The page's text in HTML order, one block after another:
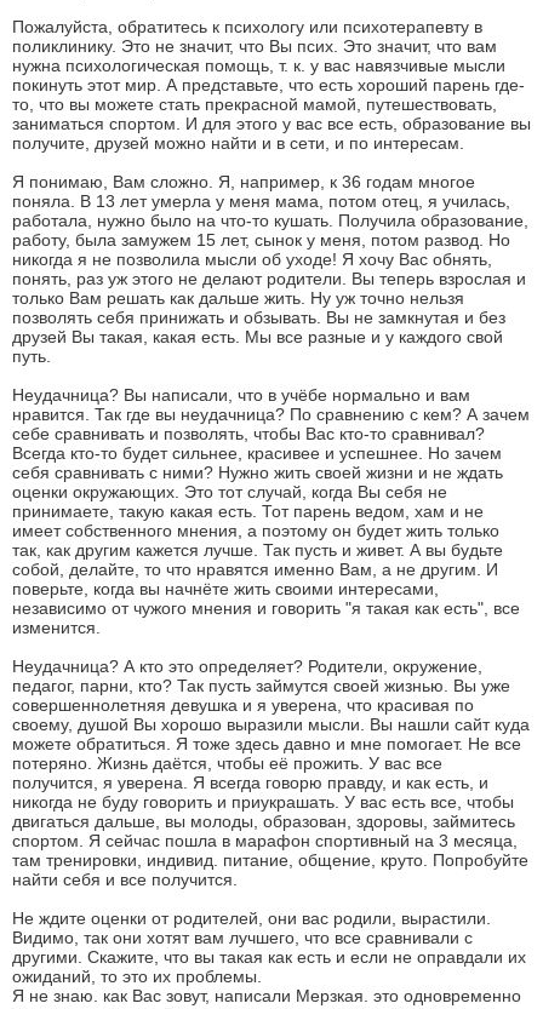
Пожалуйста, обратитесь к психологу или психотерапевту в
поликлинику. Это не значит, что Вы псих. Это значит, что вам
нужна психологическая помощь, т. к. у вас навязчивые мысли
покинуть этот мир. А представьте, что есть хороший парень где-
то, что вы можете стать прекрасной мамой, путешествовать,
заниматься спортом. И для этого у вас все есть, образование вы
получите, друзей можно найти и в сети, и по интересам.
Я понимаю, Вам сложно. Я, например, к 36 годам многое
поняла. В 13 лет умерла у меня мама, потом отец, я училась,
работала, нужно было на что-то кушать. Получила образование,
работу, была замужем 15 лет, сынок у меня, потом развод. Но
никогда я не позволила мысли об уходе! Я хочу Вас обнять,
понять, раз уж этого не делают родители. Вы теперь взрослая и
только Вам решать как дальше жить. Ну уж точно нельзя
позволять себя принижать и обзывать. Вы не замкнутая и без
друзей Вы такая, какая есть. Мы все разные и у каждого свой
путь.
Неудачница? Вы написали, что в учёбе нормально и вам
нравится. Так где вы неудачница? По сравнению с кем? А зачем
себе сравнивать и позволять, чтобы Вас кто-то сравнивал?
Всегда кто-то будет сильнее, красивее и успешнее. Но зачем
себя сравнивать с ними? Нужно жить своей жизни и не ждать
оценки окружающих. Это тот случай, когда Вы себя не
принимаете, такую какая есть. Тот парень ведом, хам и не
имеет собственного мнения, а поэтому он будет жить только
так, как другим кажется лучше. Так пусть и живет. А вы будьте
собой, делайте, то что нравятся именно Вам, а не другим. И
поверьте, когда вы начнёте жить своими интересами,
независимо от чужого мнения и говорить "я такая как есть", все
изменится.
Неудачница? А кто это определяет? Родители, окружение,
педагог, парни, кто? Так пусть займутся своей жизнью. Вы уже
совершеннолетняя девушка и я уверена, что красивая по
своему, душой Вы хорошо выразили мысли. Вы нашли сайт куда
можете обратиться. Я тоже здесь давно и мне помогает. Не все
потеряно. Жизнь даётся, чтобы её прожить. У вас все
получится, я уверена. Я всегда говорю правду, и как есть, и
никогда не буду говорить и приукрашать. У вас есть все, чтобы
двигаться дальше, вы молоды, образован, здоровы, займитесь
спортом. Я сейчас пошла в марафон спортивный на 3 месяца,
там тренировки, индивид. питание, общение, круто. Попробуйте
найти себя и все получится.
Не ждите оценки от родителей, они вас родили, вырастили.
Видимо, так они хотят вам лучшего, что все сравнивали с
другими. Скажите, что вы такая как есть и если не оправдали их
ожиданий, то это их проблемы.
Я не знаю. как Вас зовут, написали Мерзкая. это одновременно